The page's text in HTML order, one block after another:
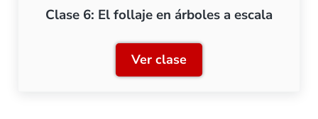
Clase 6: El follaje en árboles a escala
Ver claseClase 6: El follaje en